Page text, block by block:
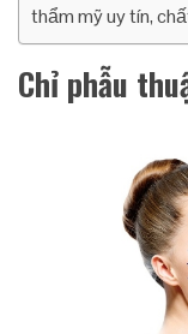
thẩm mỹ uy tín,
Chỉ phẫu